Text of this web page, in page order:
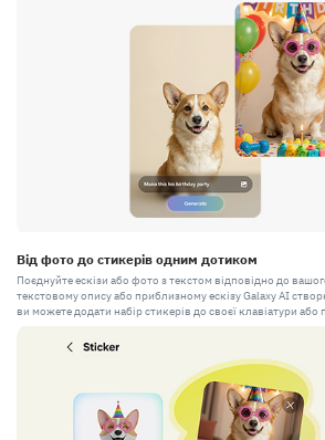
Від фото до стикерів одним дотиком
Поєднуйте ескізи або фото з текстом відповідно до
текстовому опису або приблизному ескізу Galaxy AI
ви можете додати набір стикерів до своєї клавіатури або